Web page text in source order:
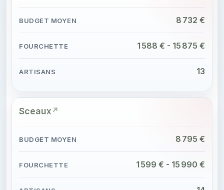
8 732 €
1 588 € - 15 875 €
13
Sceaux
8 795 €
1 599 € - 15 990 €